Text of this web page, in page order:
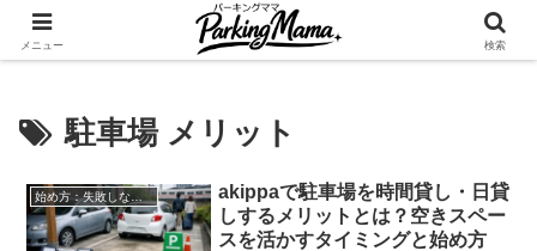
✨空き家・自宅の駐車場を貸してゆとりget🍵
駐車場 メリット
akippaで駐車場を時間貸し・日貸
しするメリットとは？空きスペー
スを活かすタイミングと始め方
メニュー 検索